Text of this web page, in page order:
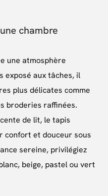
chambre
une atmosphère
exposé aux tâches, il
plus délicates comme
broderies raffinées.
de lit, le tapis
confort et douceur sous
sereine, privilégiez
beige, pastel ou vert